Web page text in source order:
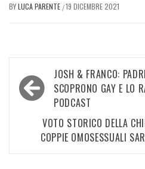
BYLUCA PARENTE /19 DICEMBRE 2021
Navigazione
articoli
JOSH & FRANCO:
SCOPRONO GAY E LO
PODCAST
VOTO STORICO DELLA
COPPIE OMOSESSUALI